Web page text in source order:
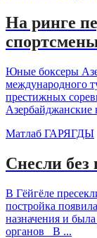
На ринге
Юные боксеры
международного
престижных
Матлаб ГАРЯГДЫ
Снесли без
В Гёйгёле
постройка
назначения и
органов В ...